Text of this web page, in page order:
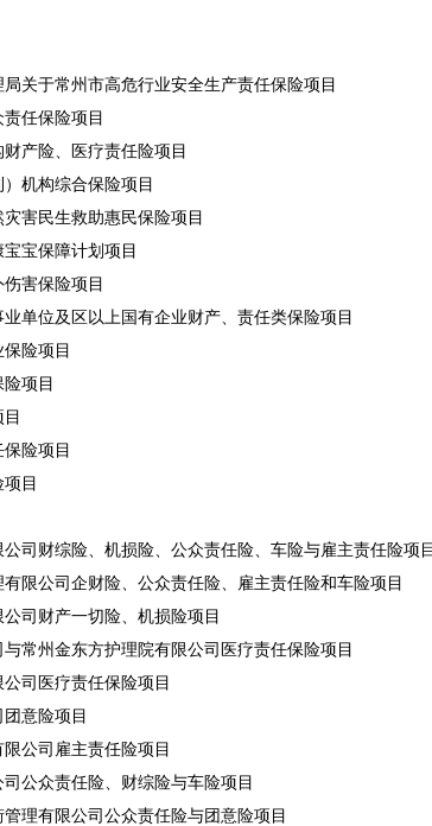
关于常州市高危行业安全生产责任保险项目
任保险项目
产险、医疗责任险项目
机构综合保险项目
害民生救助惠民保险项目
宝保障计划项目
害保险项目
单位及区以上国有企业财产、责任类保险项目
险项目
项目
险项目
目
司财综险、机损险、公众责任险、车险与雇主责任险项
限公司企财险、公众责任险、雇主责任险和车险项目
司财产一切险、机损险项目
常州金东方护理院有限公司医疗责任保险项目
司医疗责任保险项目
意险项目
公司雇主责任险项目
公众责任险、财综险与车险项目
理有限公司公众责任险与团意险项目